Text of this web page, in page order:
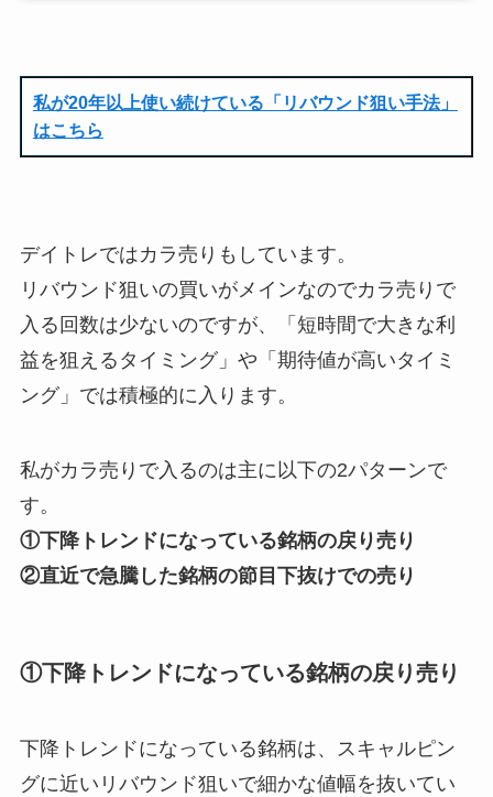
私が20年以上使い続けている「リバウンド狙い手法」
はこちら
デイトレではカラ売りもしています。
リバウンド狙いの買いがメインなのでカラ売りで
入る回数は少ないのですが、「短時間で大きな利
益を狙えるタイミング」や「期待値が高いタイミ
ング」では積極的に入ります。
私がカラ売りで入るのは主に以下の2パターンで
す。
①下降トレンドになっている銘柄の戻り売り
②直近で急騰した銘柄の節目下抜けでの売り
①下降トレンドになっている銘柄の戻り売り
下降トレンドになっている銘柄は、スキャルピン
グに近いリバウンド狙いで細かな値幅を抜いてい